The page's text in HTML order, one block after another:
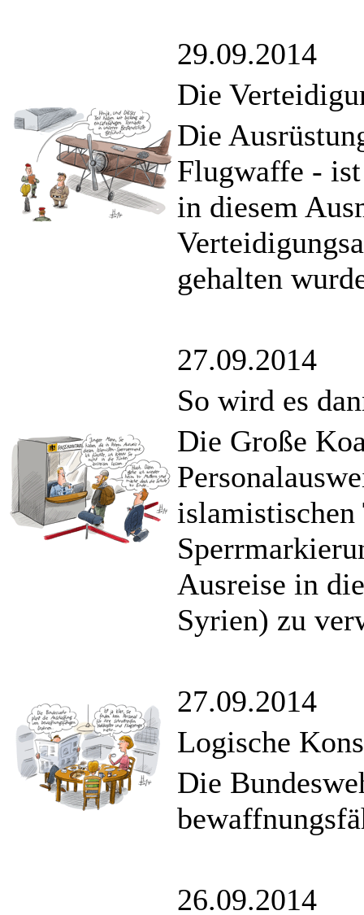
29.09.2014
Die
Die
Flugwaffe -
in diesem
gehalten
27.09.2014
So wird es
Die Große
Ausreise in
Syrien) zu
27.09.2014
Logische
Die
26.09.2014